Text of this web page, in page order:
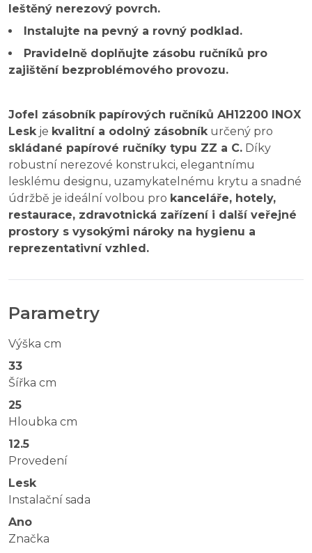
leštěný nerezový povrch.
Instalujte na pevný a rovný podklad.
Pravidelně doplňujte zásobu ručníků pro
zajištění bezproblémového provozu.
Jofel zásobník papírových ručníků AH12200 INOX
Lesk je kvalitní a odolný zásobník určený pro
skládané papírové ručníky typu ZZ a C. Díky
robustní nerezové konstrukci, elegantnímu
lesklému designu, uzamykatelnému krytu a snadné
údržbě je ideální volbou pro kanceláře, hotely,
restaurace, zdravotnická zařízení i další veřejné
prostory s vysokými nároky na hygienu a
reprezentativní vzhled.
Parametry
Výška cm
33
Šířka cm
25
Hloubka cm
12.5
Provedení
Lesk
Instalační sada
Ano
Značka